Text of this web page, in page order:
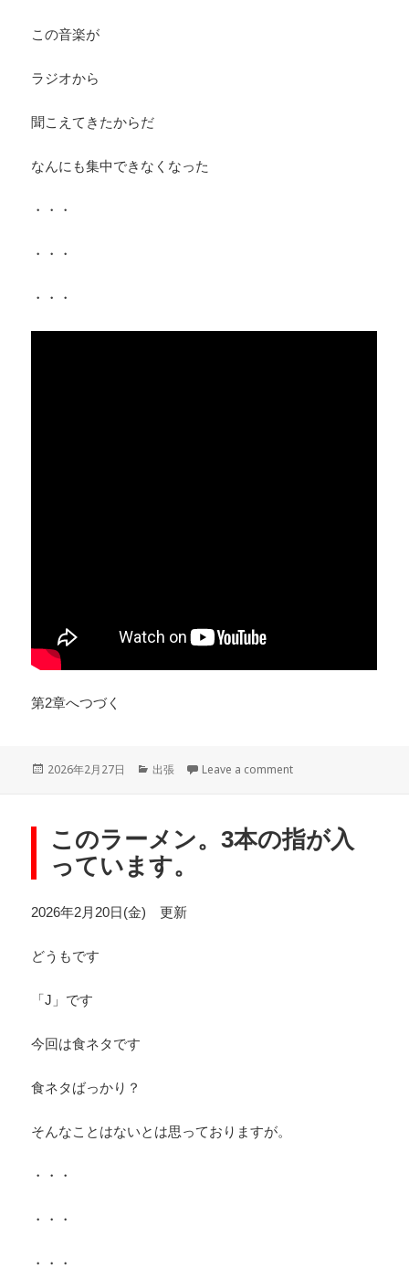
この音楽が
ラジオから
聞こえてきたからだ
なんにも集中できなくなった
・・・
・・・
・・・
第2章へつづく
Posted
2026年2月27日 Categories
出張 Leave a commenton 「恋わすれぐさ」
このラーメン。3本の指が入
っています。
2026年2月20日(金) 更新
どうもです
「J」です
今回は食ネタです
食ネタばっかり？
そんなことはないとは思っておりますが。
・・・
・・・
・・・